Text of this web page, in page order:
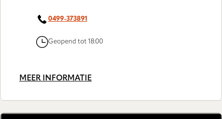
0499-373891
Geopend tot 18:00
MEER INFORMATIE